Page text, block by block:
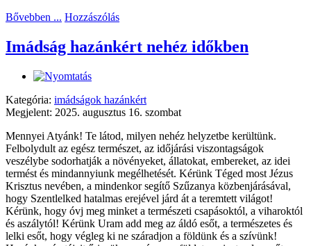
Bővebben ... Hozzászólás
Imádság hazánkért nehéz időkben
Kategória: imádságok hazánkért
Megjelent: 2025. augusztus 16. szombat
Mennyei Atyánk! Te látod, milyen nehéz helyzetbe kerültünk.
Felbolydult az egész természet, az időjárási viszontagságok
veszélybe sodorhatják a növényeket, állatokat, embereket, az idei
termést és mindannyiunk megélhetését. Kérünk Téged most Jézus
Krisztus nevében, a mindenkor segítő Szűzanya közbenjárásával,
hogy Szentlelked hatalmas erejével járd át a teremtett világot!
Kérünk, hogy óvj meg minket a természeti csapásoktól, a viharoktól
és aszálytól! Kérünk Uram add meg az áldó esőt, a természetes és
lelki esőt, hogy végleg ki ne száradjon a földünk és a szívünk!